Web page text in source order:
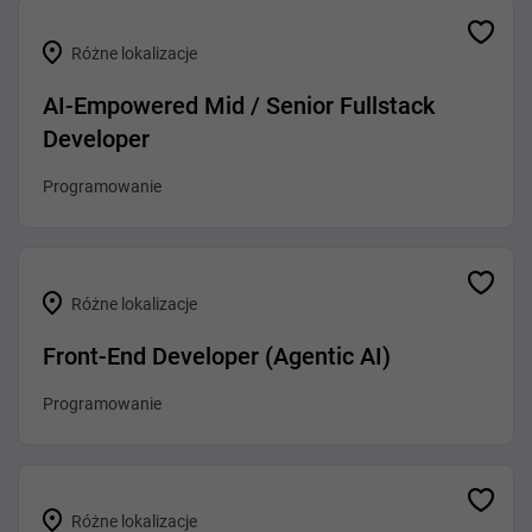
Różne lokalizacje
AI-Empowered Mid / Senior Fullstack
Developer
Programowanie
Różne lokalizacje
Front-End Developer (Agentic AI)
Programowanie
Różne lokalizacje